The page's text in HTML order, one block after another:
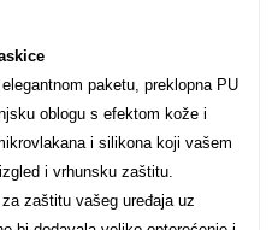
paketu, preklopna PU
oblogu s efektom kože i
i silikona koji vašem
i vrhunsku zaštitu.
zaštitu vašeg uređaja uz
motivi